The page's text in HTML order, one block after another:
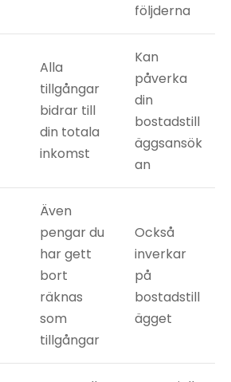
följderna
Alla
tillgångar
bidrar till
din totala
inkomst
Kan
påverka
din
bostadstill
äggsansök
an
Även
pengar du
har gett
bort
räknas
som
tillgångar
Också
inverkar
på
bostadstill
ägget